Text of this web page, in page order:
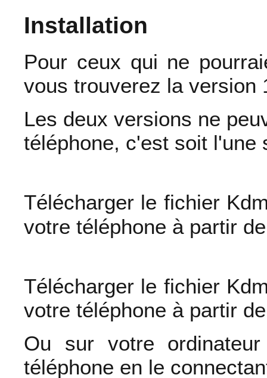
Installation
Pour ceux qui ne
vous trouverez la version
Les deux versions ne
téléphone, c'est soit l'une
Télécharger le fichier
votre téléphone à partir
Télécharger le fichier
votre téléphone à partir
Ou sur votre
téléphone en le